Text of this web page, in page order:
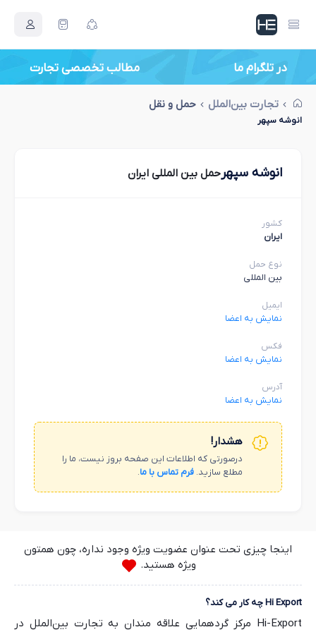
در تلگرام ما مطالب تخصصی تجارت
تجارت بین‌الملل حمل و نقل
انوشه سپهر
انوشه سپهرحمل بین المللی ایران
کشور
ایران
نوع حمل
بین المللی
ایمیل
نمایش به اعضا
فکس
نمایش به اعضا
آدرس
نمایش به اعضا
هشدار!
درصورتی که اطلاعات این صفحه بروز نیست، ما را
مطلع سازید. فرم تماس با ما.
اینجا چیزی تحت عنوان عضویت ویژه وجود نداره، چون همتون
ویژه هستید.
Hi Export چه کار می کند؟
Hi-Export مرکز گردهمایی علاقه مندان به تجارت بین‌الملل در